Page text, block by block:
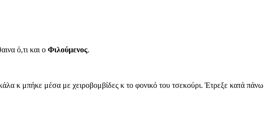
ό,τι και ο Φιλούμενος.
κ μπήκε μέσα με χειροβομβίδες κ το φονικό του τσεκούρι. Έτρεξε κατά πάνω